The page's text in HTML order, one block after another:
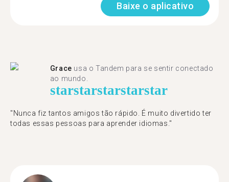
Baixe o aplicativo
Grace usa o Tandem para se sentir conectado
ao mundo.
starstarstarstarstar
"Nunca fiz tantos amigos tão rápido. É muito divertido ter
todas essas pessoas para aprender idiomas."